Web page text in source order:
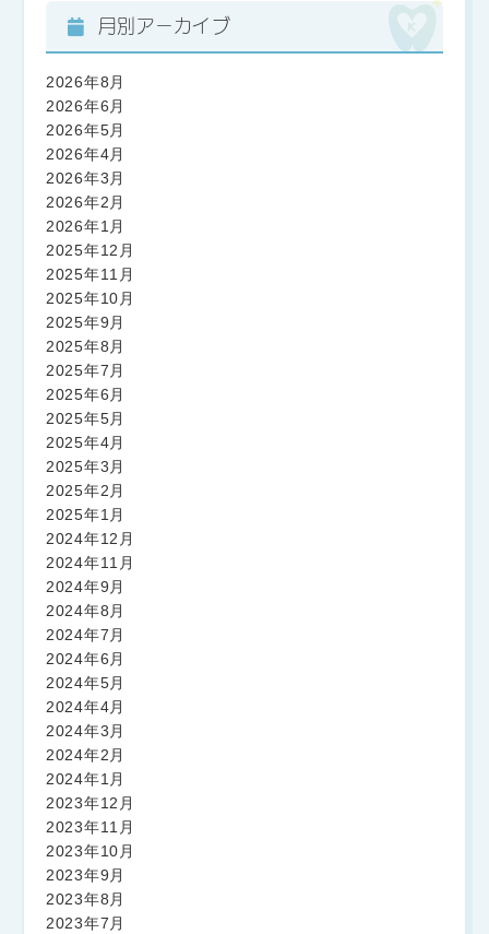
月別アーカイブ
2026年8月
2026年6月
2026年5月
2026年4月
2026年3月
2026年2月
2026年1月
2025年12月
2025年11月
2025年10月
2025年9月
2025年8月
2025年7月
2025年6月
2025年5月
2025年4月
2025年3月
2025年2月
2025年1月
2024年12月
2024年11月
2024年9月
2024年8月
2024年7月
2024年6月
2024年5月
2024年4月
2024年3月
2024年2月
2024年1月
2023年12月
2023年11月
2023年10月
2023年9月
2023年8月
2023年7月